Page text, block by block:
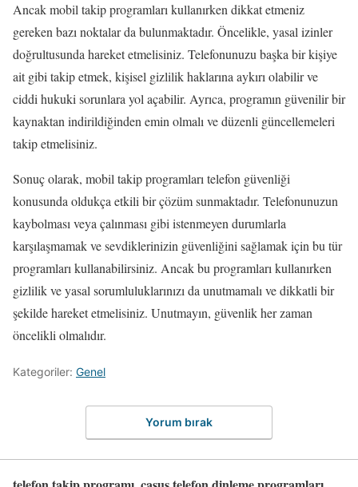
Ancak mobil takip programları kullanırken dikkat etmeniz
gereken bazı noktalar da bulunmaktadır. Öncelikle, yasal izinler
doğrultusunda hareket etmelisiniz. Telefonunuzu başka bir kişiye
ait gibi takip etmek, kişisel gizlilik haklarına aykırı olabilir ve
ciddi hukuki sorunlara yol açabilir. Ayrıca, programın güvenilir bir
kaynaktan indirildiğinden emin olmalı ve düzenli güncellemeleri
takip etmelisiniz.
Sonuç olarak, mobil takip programları telefon güvenliği
konusunda oldukça etkili bir çözüm sunmaktadır. Telefonunuzun
kaybolması veya çalınması gibi istenmeyen durumlarla
karşılaşmamak ve sevdiklerinizin güvenliğini sağlamak için bu tür
programları kullanabilirsiniz. Ancak bu programları kullanırken
gizlilik ve yasal sorumluluklarınızı da unutmamalı ve dikkatli bir
şekilde hareket etmelisiniz. Unutmayın, güvenlik her zaman
öncelikli olmalıdır.
Kategoriler: Genel
Yorum bırak